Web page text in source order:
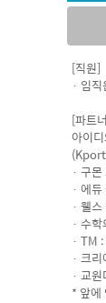
[직원]
· 임
[파트
아이
· 구
· 에
· 웰
· 수
· TM
· 크
· 교
* 앞에